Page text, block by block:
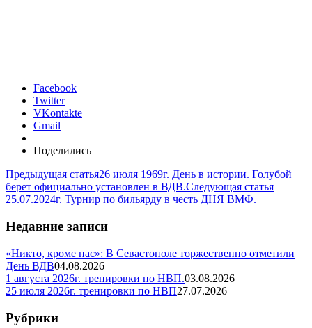
Facebook
Twitter
VKontakte
Gmail
Поделились
Предыдущая статья26 июля 1969г. День в истории. Голубой
берет официально установлен в ВДВ.Следующая статья
25.07.2024г. Турнир по бильярду в честь ДНЯ ВМФ.
Недавние записи
«Никто, кроме нас»: В Севастополе торжественно отметили
День ВДВ04.08.2026
1 августа 2026г. тренировки по НВП.03.08.2026
25 июля 2026г. тренировки по НВП27.07.2026
Рубрики